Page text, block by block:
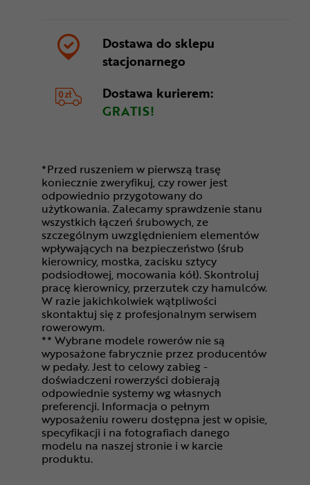
Dostawa do sklepu
stacjonarnego
Dostawa kurierem:
GRATIS!
*Przed ruszeniem w pierwszą trasę
koniecznie zweryfikuj, czy rower jest
odpowiednio przygotowany do
użytkowania. Zalecamy sprawdzenie stanu
wszystkich łączeń śrubowych, ze
szczególnym uwzględnieniem elementów
wpływających na bezpieczeństwo (śrub
kierownicy, mostka, zacisku sztycy
podsiodłowej, mocowania kół). Skontroluj
pracę kierownicy, przerzutek czy hamulców.
W razie jakichkolwiek wątpliwości
skontaktuj się z profesjonalnym serwisem
rowerowym.
** Wybrane modele rowerów nie są
wyposażone fabrycznie przez producentów
w pedały. Jest to celowy zabieg -
doświadczeni rowerzyści dobierają
odpowiednie systemy wg własnych
preferencji. Informacja o pełnym
wyposażeniu roweru dostępna jest w opisie,
specyfikacji i na fotografiach danego
modelu na naszej stronie i w karcie
produktu.